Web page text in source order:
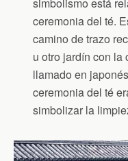
simbolismo está
ceremonia del té.
camino de trazo
u otro jardín con la
llamado en
ceremonia del té
simbolizar la